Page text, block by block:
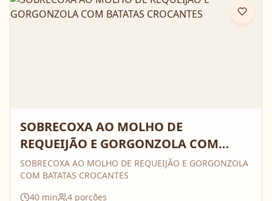
SOBRECOXA AO MOLHO DE
REQUEIJÃO E GORGONZOLA COM
BATATAS CROCANTES
SOBRECOXA AO MOLHO DE REQUEIJÃO E GORGONZOLA
COM BATATAS CROCANTES
40 min 4 porções